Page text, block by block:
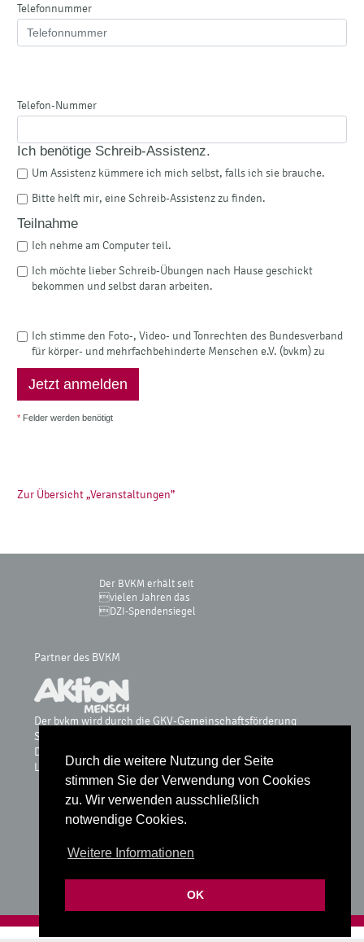
Durch die weitere Nutzung der Seite
stimmen Sie der Verwendung von Cookies
zu. Wir verwenden ausschließlich
notwendige Cookies.
Weitere Informationen
OK
Telefonnummer
Telefon-Nummer
Ich benötige Schreib-Assistenz.
Um Assistenz kümmere ich mich selbst, falls ich sie brauche.
Bitte helft mir, eine Schreib-Assistenz zu finden.
Teilnahme
Ich nehme am Computer teil.
Ich möchte lieber Schreib-Übungen nach Hause geschickt
bekommen und selbst daran arbeiten.
Ich stimme den Foto-, Video- und Tonrechten des Bundesverband
für körper- und mehrfachbehinderte Menschen e.V. (bvkm) zu
* Felder werden benötigt
Zur Übersicht „Veranstaltungen”
Der BVKM erhält seit
vielen Jahren das
DZI-Spendensiegel
Partner des BVKM
Der bvkm wird durch die GKV-Gemeinschaftsförderung
Selbsthilfe auf Bundesebene, vdek, AOK-Bundesverband, BKK
Dachverband, IKK, Knappschaft & Sozialversicherung für
Landwirtschaft, Forsten und Gartenbau gefördert.